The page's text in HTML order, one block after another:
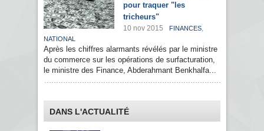
pour traquer "les
tricheurs"
10 nov 2015 FINANCES,
NATIONAL
Après les chiffres alarmants révélés par le ministre
du commerce sur les opérations de surfacturation,
le ministre des Finance, Abderahmant Benkhalfa...
DANS L'ACTUALITÉ